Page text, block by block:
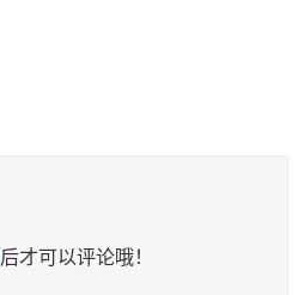
后才可以评论哦！